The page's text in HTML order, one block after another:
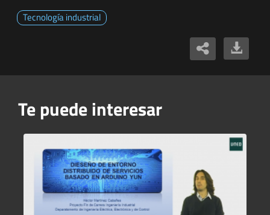
Tecnología industrial
Te puede interesar